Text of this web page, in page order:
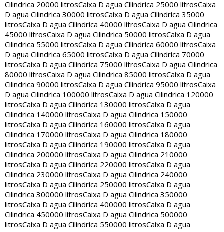
Cilindrica 20000 litrosCaixa D agua Cilindrica 25000 litrosCaixa
D agua Cilindrica 30000 litrosCaixa D agua Cilindrica 35000
litrosCaixa D agua Cilindrica 40000 litrosCaixa D agua Cilindrica
45000 litrosCaixa D agua Cilindrica 50000 litrosCaixa D agua
Cilindrica 55000 litrosCaixa D agua Cilindrica 60000 litrosCaixa
D agua Cilindrica 65000 litrosCaixa D agua Cilindrica 70000
litrosCaixa D agua Cilindrica 75000 litrosCaixa D agua Cilindrica
80000 litrosCaixa D agua Cilindrica 85000 litrosCaixa D agua
Cilindrica 90000 litrosCaixa D agua Cilindrica 95000 litrosCaixa
D agua Cilindrica 100000 litrosCaixa D agua Cilindrica 120000
litrosCaixa D agua Cilindrica 130000 litrosCaixa D agua
Cilindrica 140000 litrosCaixa D agua Cilindrica 150000
litrosCaixa D agua Cilindrica 160000 litrosCaixa D agua
Cilindrica 170000 litrosCaixa D agua Cilindrica 180000
litrosCaixa D agua Cilindrica 190000 litrosCaixa D agua
Cilindrica 200000 litrosCaixa D agua Cilindrica 210000
litrosCaixa D agua Cilindrica 220000 litrosCaixa D agua
Cilindrica 230000 litrosCaixa D agua Cilindrica 240000
litrosCaixa D agua Cilindrica 250000 litrosCaixa D agua
Cilindrica 300000 litrosCaixa D agua Cilindrica 350000
litrosCaixa D agua Cilindrica 400000 litrosCaixa D agua
Cilindrica 450000 litrosCaixa D agua Cilindrica 500000
litrosCaixa D agua Cilindrica 550000 litrosCaixa D agua